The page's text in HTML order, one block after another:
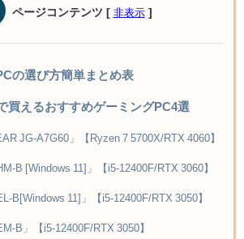
ページコンテンツ [ 非表示 ]
の選び方簡単まとめ表
買えるおすすめゲーミングPC4選
JG-A7G60」【Ryzen 7 5700X/RTX 4060】
B [Windows 11]」【i5-12400F/RTX 3060】
B[Windows 11]」【i5-12400F/RTX 3050】
B」【i5-12400F/RTX 3050】